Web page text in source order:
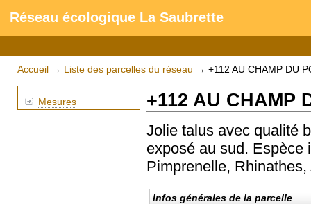
Réseau écologique La Saubrette
Accueil → Liste des parcelles du réseau → +112 AU CHAMP DU
Mesures +112 AU CHAMP
Jolie talus avec qualité
exposé au sud. Espèce
Pimprenelle,
Infos générales de la parcelle